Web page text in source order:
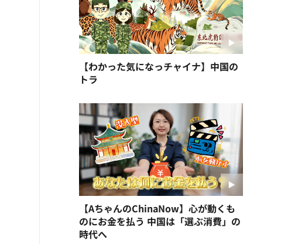
【わかった気になっチャイナ】中国の
トラ
【AちゃんのChinaNow】心が動くも
のにお金を払う 中国は「選ぶ消費」の
時代へ